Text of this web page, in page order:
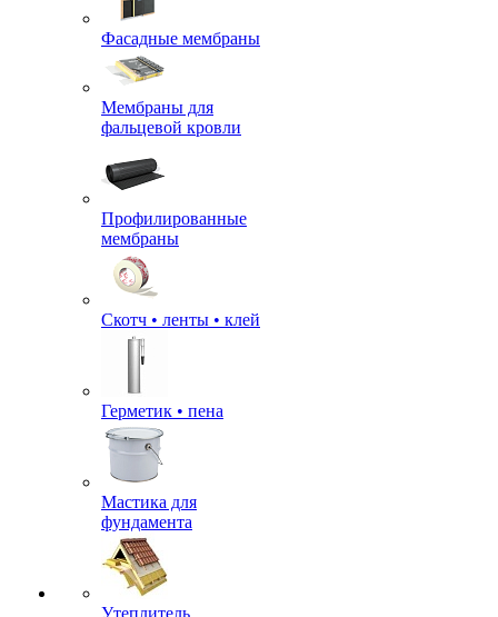
Фасадные мембраны
Мембраны для
фальцевой кровли
Профилированные
мембраны
Скотч • ленты • клей
Герметик • пена
Мастика для
фундамента
Утеплитель